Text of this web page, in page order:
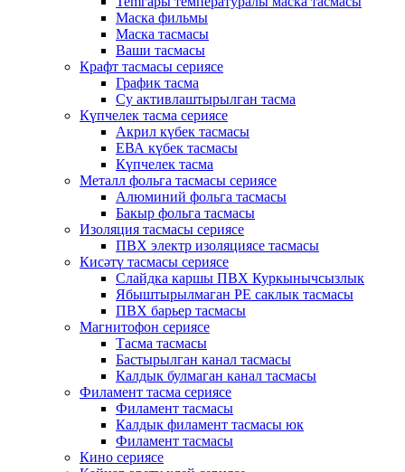
Маска фильмы
Маска тасмасы
Ваши тасмасы
Крафт тасмасы сериясе
График тасма
Су активлаштырылган тасма
Күпчелек тасма сериясе
Акрил күбек тасмасы
ЕВА күбек тасмасы
Күпчелек тасма
Металл фольга тасмасы сериясе
Алюминий фольга тасмасы
Бакыр фольга тасмасы
Изоляция тасмасы сериясе
ПВХ электр изоляциясе тасмасы
Кисәтү тасмасы сериясе
Слайдка каршы ПВХ Куркынычсызлык
Ябыштырылмаган PE саклык тасмасы
ПВХ барьер тасмасы
Магнитофон сериясе
Тасма тасмасы
Бастырылган канал тасмасы
Калдык булмаган канал тасмасы
Филамент тасма сериясе
Филамент тасмасы
Калдык филамент тасмасы юк
Филамент тасмасы
Кино сериясе